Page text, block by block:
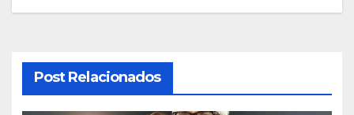
Post Relacionados